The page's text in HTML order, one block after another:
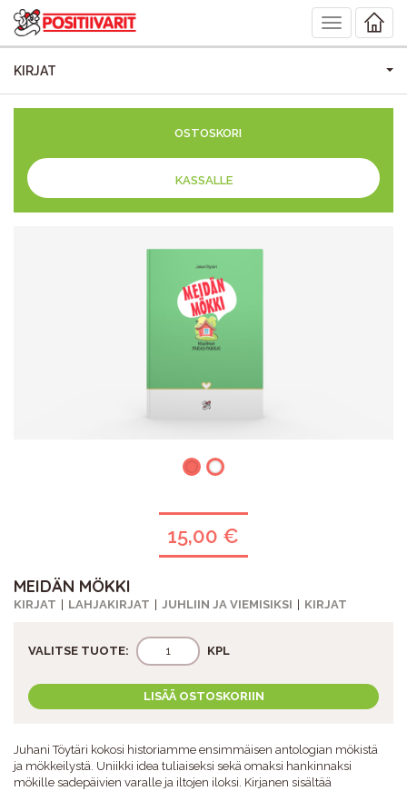
Toggle
navigation
KIRJAT
OSTOSKORI
KASSALLE
15,00 €
MEIDÄN MÖKKI
KIRJAT LAHJAKIRJAT JUHLIIN JA VIEMISIKSI KIRJAT
VALITSE TUOTE: KPL
LISÄÄ OSTOSKORIIN
Juhani Töytäri kokosi historiamme ensimmäisen antologian mökistä
ja mökkeilystä. Uniikki idea tuliaiseksi sekä omaksi hankinnaksi
mökille sadepäivien varalle ja iltojen iloksi. Kirjanen sisältää